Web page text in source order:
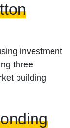
investment
three
building